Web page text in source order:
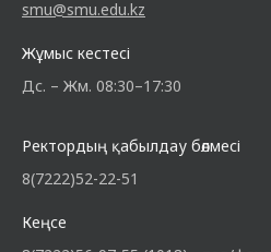
smu@smu.edu.kz
Жұмыс кестесі
Дс. – Жм. 08:30–17:30
Ректордың қабылдау бөлмесі
8(7222)52-22-51
Кеңсе